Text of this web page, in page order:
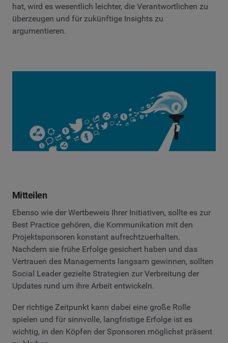
hat, wird es wesentlich leichter, die Verantwortlichen zu
überzeugen und für zukünftige Insights zu
argumentieren.
Mitteilen
Ebenso wie der Wertbeweis Ihrer Initiativen, sollte es zur
Best Practice gehören, die Kommunikation mit den
Projektsponsoren konstant aufrechtzuerhalten.
Nachdem sie frühe Erfolge gesichert haben und das
Vertrauen des Managements langsam gewinnen, sollten
Social Leader gezielte Strategien zur Verbreitung der
Updates rund um ihre Arbeit entwickeln.
Der richtige Zeitpunkt kann dabei eine große Rolle
spielen und für sinnvolle, langfristige Erfolge ist es
wichtig, in den Köpfen der Sponsoren möglichst präsent